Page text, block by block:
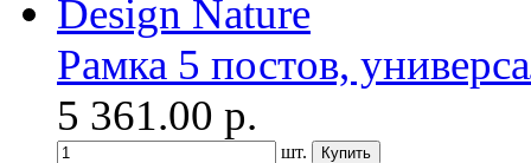
Рамка 5 постов,
5 361.00 р.
шт.